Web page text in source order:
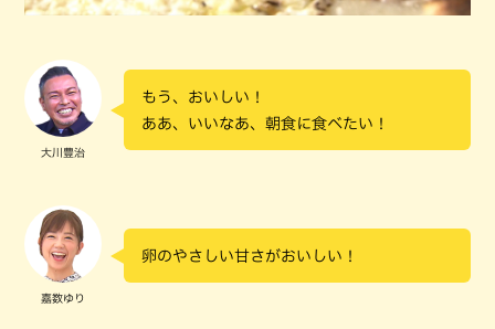
大川豊治
もう、おいしい！
ああ、いいなあ、朝食に食べたい！
嘉数ゆり
卵のやさしい甘さがおいしい！